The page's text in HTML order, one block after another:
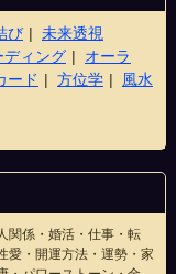
び
未来透視
ディング
オーラ
ード 方位学
風水
関係・婚活・仕事・転
愛・開運方法・運勢・家